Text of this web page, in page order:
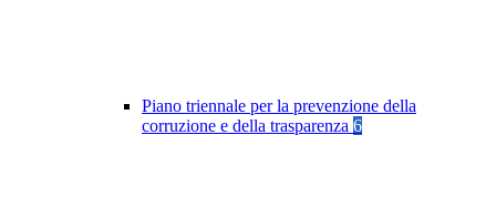
Piano triennale per la prevenzione della
corruzione e della trasparenza 6